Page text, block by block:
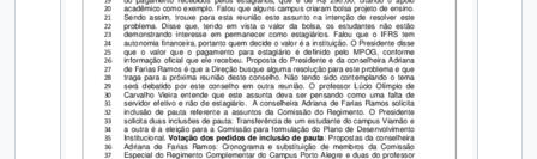
[Subfonds] Direção Geral
[Subfonds] Diretoria de Extensão
[Subfonds] Diretoria de Gestão de Pessoas
[Subfonds] Diretoria de Pesquisa, Pós-Graduação e Inovação
[Subfonds] Núcleo de Memória